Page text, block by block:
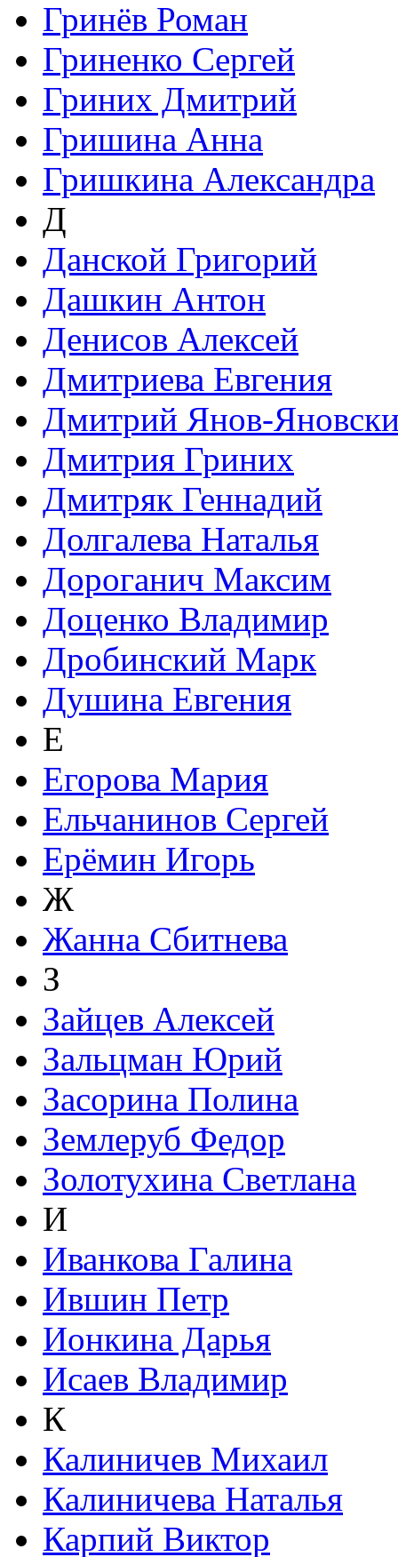
Гринёв Роман
Гриненко Сергей
Гриних Дмитрий
Гришина Анна
Гришкина Александра
Д
Данской Григорий
Дашкин Антон
Денисов Алексей
Дмитриева Евгения
Дмитрий Янов-
Дмитрия Гриних
Дмитряк Геннадий
Долгалева Наталья
Дороганич Максим
Доценко Владимир
Дробинский Марк
Душина Евгения
Е
Егорова Мария
Ельчанинов Сергей
Ерёмин Игорь
Ж
Жанна Сбитнева
З
Зайцев Алексей
Зальцман Юрий
Засорина Полина
Землеруб Федор
Золотухина Светлана
И
Иванкова Галина
Ившин Петр
Ионкина Дарья
Исаев Владимир
К
Калиничев Михаил
Калиничева Наталья
Карпий Виктор